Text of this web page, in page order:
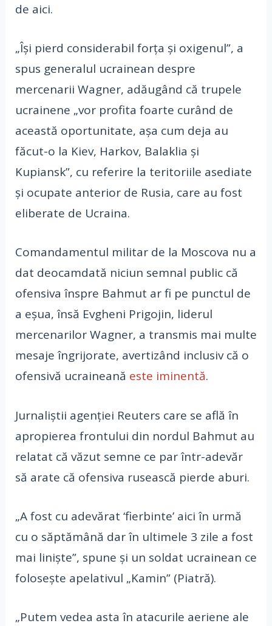
de aici.
„Îşi pierd considerabil forţa şi oxigenul”, a
spus generalul ucrainean despre
mercenarii Wagner, adăugând că trupele
ucrainene „vor profita foarte curând de
această oportunitate, aşa cum deja au
făcut-o la Kiev, Harkov, Balaklia şi
Kupiansk”, cu referire la teritoriile asediate
şi ocupate anterior de Rusia, care au fost
eliberate de Ucraina.
Comandamentul militar de la Moscova nu a
dat deocamdată niciun semnal public că
ofensiva înspre Bahmut ar fi pe punctul de
a eșua, însă Evgheni Prigojin, liderul
mercenarilor Wagner, a transmis mai multe
mesaje îngrijorate, avertizând inclusiv că o
ofensivă ucraineană este iminentă.
Jurnaliștii agenției Reuters care se află în
apropierea frontului din nordul Bahmut au
relatat că văzut semne ce par într-adevăr
să arate că ofensiva rusească pierde aburi.
„A fost cu adevărat ‘fierbinte’ aici în urmă
cu o săptămână dar în ultimele 3 zile a fost
mai liniște”, spune și un soldat ucrainean ce
folosește apelativul „Kamin” (Piatră).
„Putem vedea asta în atacurile aeriene ale